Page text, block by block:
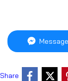
Share